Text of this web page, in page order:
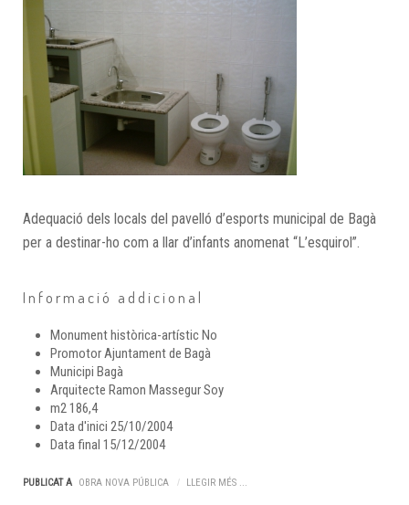
Adequació dels locals del pavelló d’esports municipal de Bagà
per a destinar-ho com a llar d’infants anomenat “L’esquirol”.
Informació addicional
Monument històrica-artísticNo
PromotorAjuntament de Bagà
Municipi Bagà
Arquitecte Ramon Massegur Soy
m2186,4
Data d'inici 25/10/2004
Data final 15/12/2004
PUBLICAT A OBRA NOVA PÚBLICA LLEGIR MÉS ...